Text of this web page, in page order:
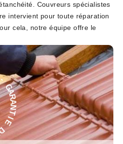
Couvreurs spécialistes
intervient pour toute réparation
cela, notre équipe offre le
R
A
N
T
I
E
D
É
C